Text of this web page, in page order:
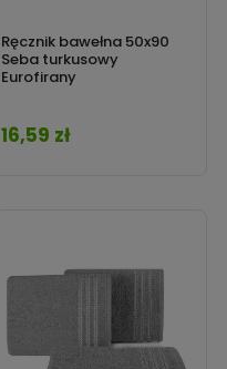
Ręcznik bawełna 50x90
Seba turkusowy
Eurofirany
Cena
16,59 zł